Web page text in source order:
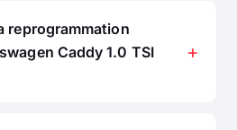
reprogrammation
Caddy 1.0 TSI